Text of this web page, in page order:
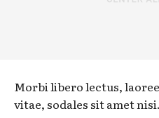
Morbi libero lectus,
vitae, sodales sit amet